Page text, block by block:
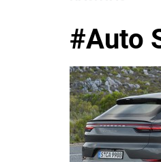
#Auto